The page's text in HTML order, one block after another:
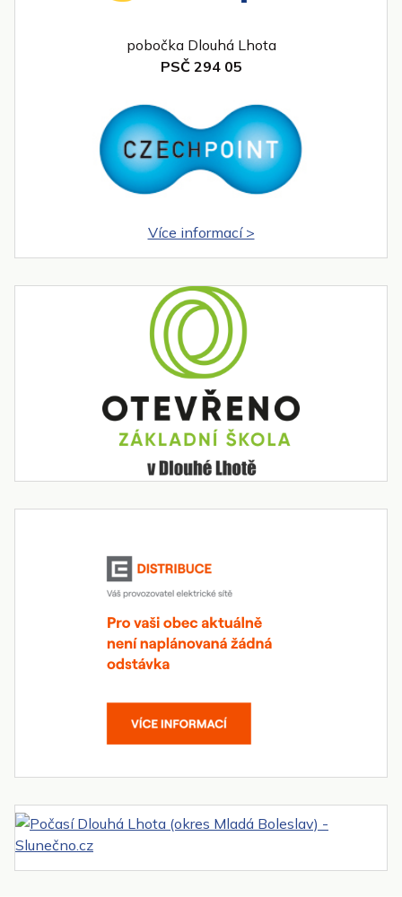
pobočka Dlouhá Lhota
PSČ 294 05
Více informací >